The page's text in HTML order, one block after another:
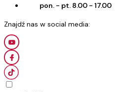
pon. - pt. 8.00 - 17.00